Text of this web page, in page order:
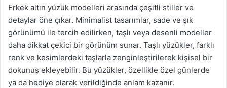
Erkek altın yüzük modelleri arasında çeşitli stiller ve
detaylar öne çıkar. Minimalist tasarımlar, sade ve şık
görünümü ile tercih edilirken, taşlı veya desenli modeller
daha dikkat çekici bir görünüm sunar. Taşlı yüzükler, farklı
renk ve kesimlerdeki taşlarla zenginleştirilerek kişisel bir
dokunuş ekleyebilir. Bu yüzükler, özellikle özel günlerde
ya da hediye olarak verildiğinde anlam kazanır.